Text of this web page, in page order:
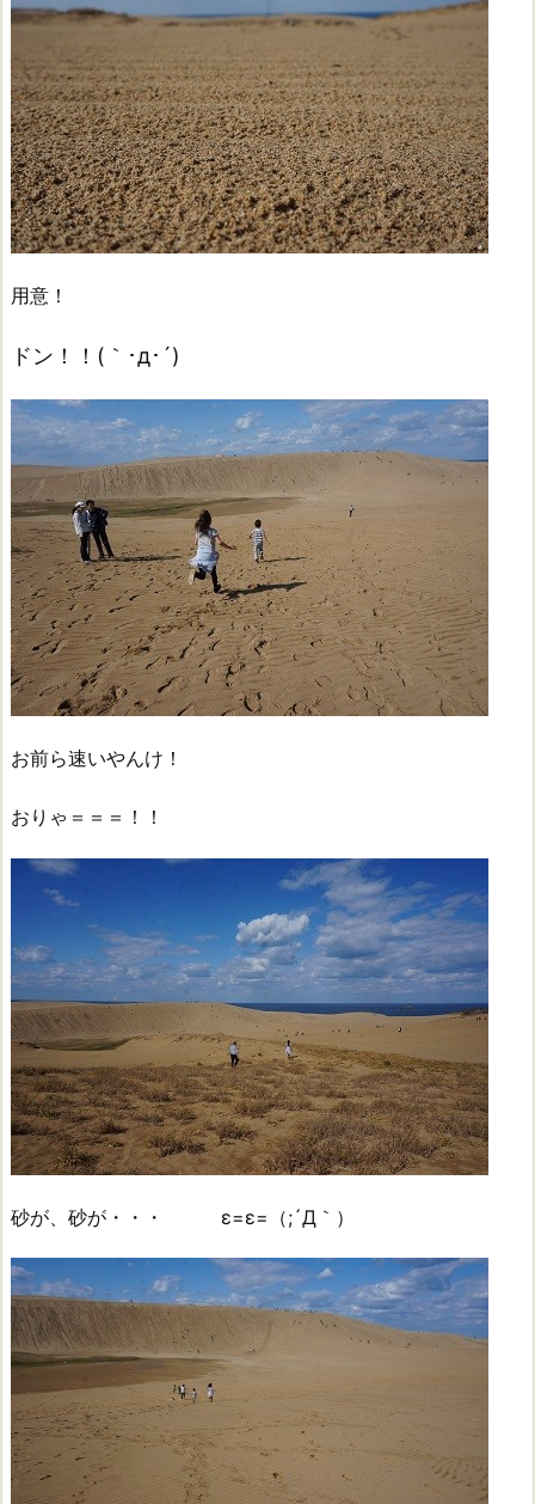
用意！
ドン！！(｀･д･´)
お前ら速いやんけ！
おりゃ＝＝＝！！
砂が、砂が・・・ ε=ε=（;´Д｀）